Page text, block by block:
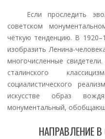
Если проследить
советском
чёткую тенденцию. В
изобразить Ленина-
многочисленные
сталинского
социалистического
искусстве образ
монументальный,
НАПРАВЛЕНИЕ